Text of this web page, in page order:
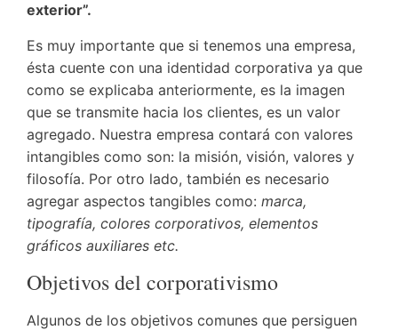
exterior”.
Es muy importante que si tenemos una empresa,
ésta cuente con una identidad corporativa ya que
como se explicaba anteriormente, es la imagen
que se transmite hacia los clientes, es un valor
agregado. Nuestra empresa contará con valores
intangibles como son: la misión, visión, valores y
filosofía. Por otro lado, también es necesario
agregar aspectos tangibles como: marca,
tipografía, colores corporativos, elementos
gráficos auxiliares etc.
Objetivos del corporativismo
Algunos de los objetivos comunes que persiguen